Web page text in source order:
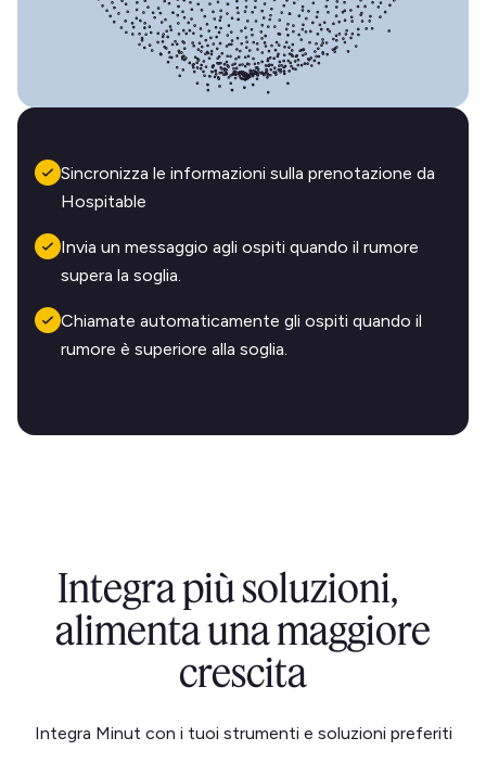
Sincronizza le informazioni sulla prenotazione da
Hospitable
Invia un messaggio agli ospiti quando il rumore
supera la soglia.
Chiamate automaticamente gli ospiti quando il
rumore è superiore alla soglia.
Integra più soluzioni,
alimenta una maggiore
crescita
Integra Minut con i tuoi strumenti e soluzioni preferiti